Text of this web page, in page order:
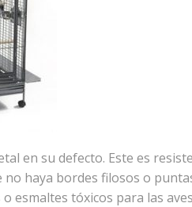
en su defecto. Este es
no haya bordes filosos o
esmaltes tóxicos para las